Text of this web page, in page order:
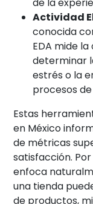
Actividad
conocida
EDA mide
determinar
estrés o la
procesos
Estas
en México
de métricas
satisfacción.
enfoca
una tienda
de productos,